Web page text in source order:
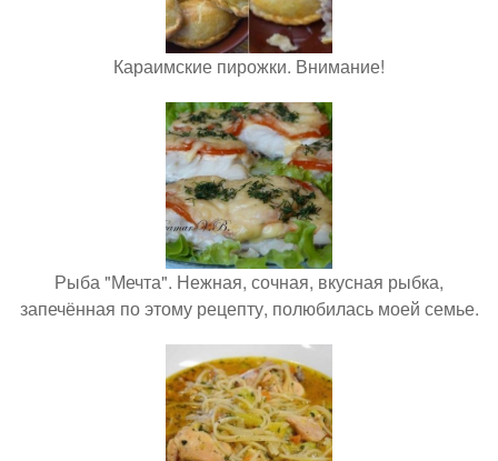
Караимские пирожки. Внимание!
Рыба "Мечта". Нежная, сочная, вкусная рыбка,
запечённая по этому рецепту, полюбилась моей семье.